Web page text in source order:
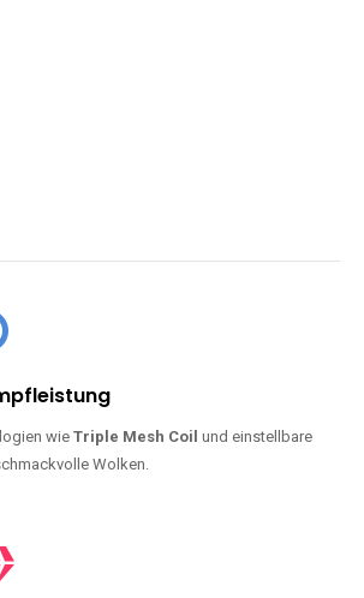
wieTriple Mesh Coil und einstellbare
Wolken.